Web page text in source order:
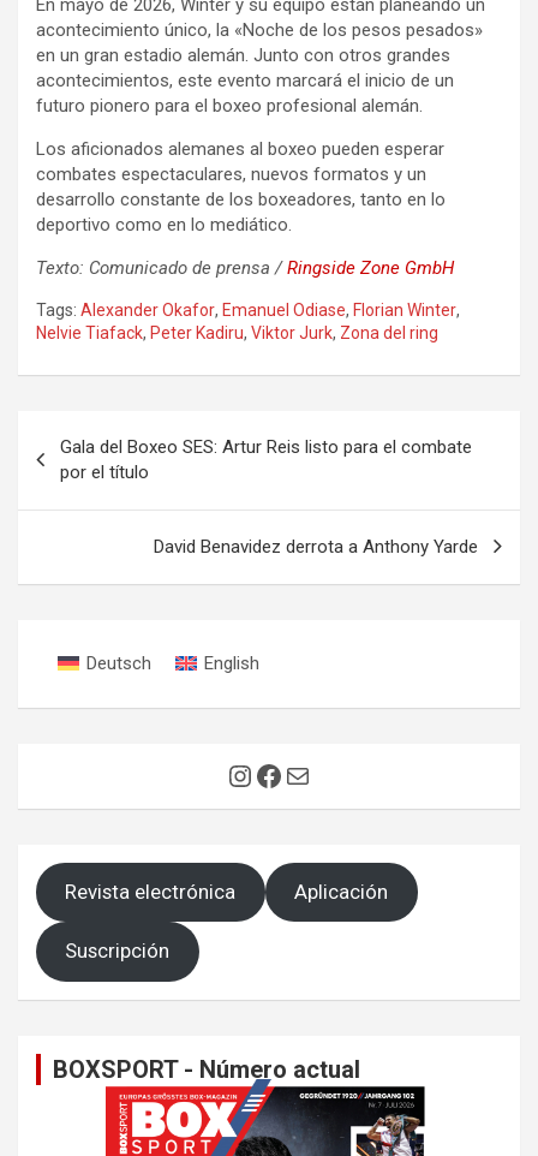
En mayo de 2026, Winter y su equipo están planeando un
acontecimiento único, la «Noche de los pesos pesados»
en un gran estadio alemán. Junto con otros grandes
acontecimientos, este evento marcará el inicio de un
futuro pionero para el boxeo profesional alemán.
Los aficionados alemanes al boxeo pueden esperar
combates espectaculares, nuevos formatos y un
desarrollo constante de los boxeadores, tanto en lo
deportivo como en lo mediático.
Texto: Comunicado de prensa /Ringside Zone GmbH
Tags: Alexander Okafor, Emanuel Odiase, Florian Winter,
Nelvie Tiafack, Peter Kadiru, Viktor Jurk, Zona del ring
de
entradas
Gala del Boxeo SES: Artur Reis listo para el combate
por el título
David Benavidez derrota a Anthony Yarde
Deutsch English
Instagram
Facebook
Correo electrónico
Revista electrónica Aplicación
Suscripción
BOXSPORT - Número actual